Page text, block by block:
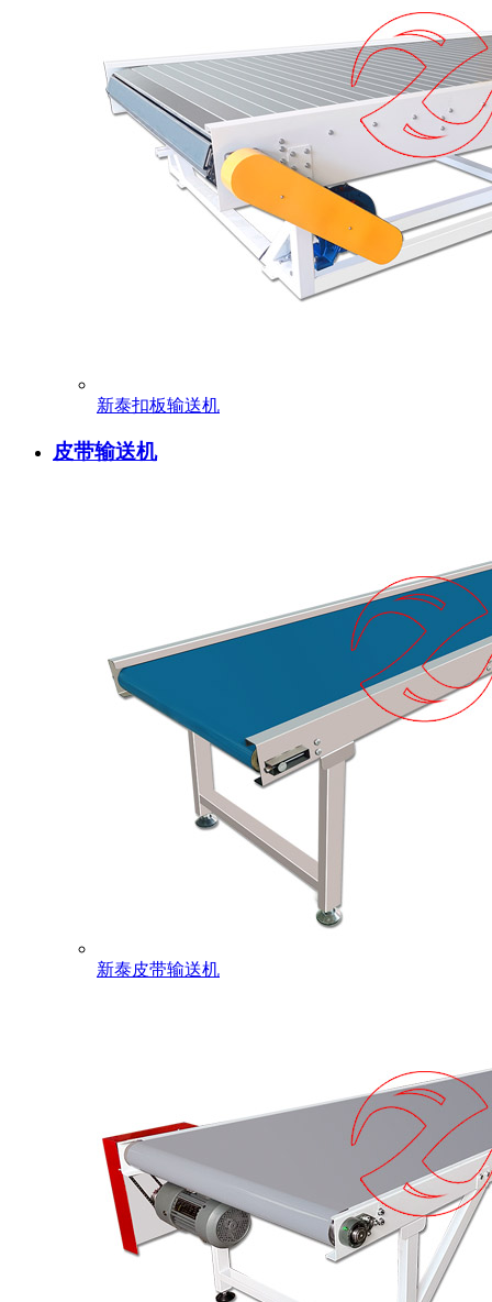
新泰扣板输送机
皮带输送机
新泰皮带输送机